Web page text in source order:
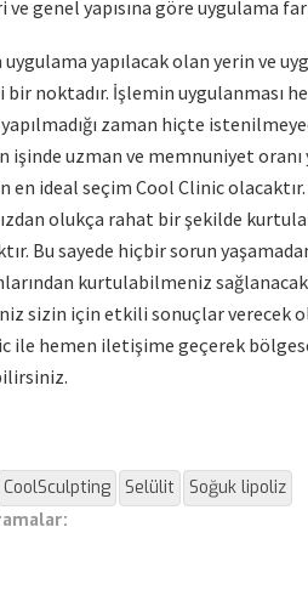
genel yapısına göre uygulama
yapılacak olan yerin ve
noktadır. İşlemin uygulanması
zaman hiçte
işinde uzman ve memnuniyet
en ideal seçim Cool Clinic
olukça rahat bir şekilde
Bu sayede hiçbir sorun
kurtulabilmeniz
sizin için etkili sonuçlar verecek
ile hemen iletişime geçerek
CoolSculpting Selülit
Soğuk lipoliz